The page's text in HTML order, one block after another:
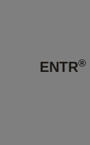
®
ENTR